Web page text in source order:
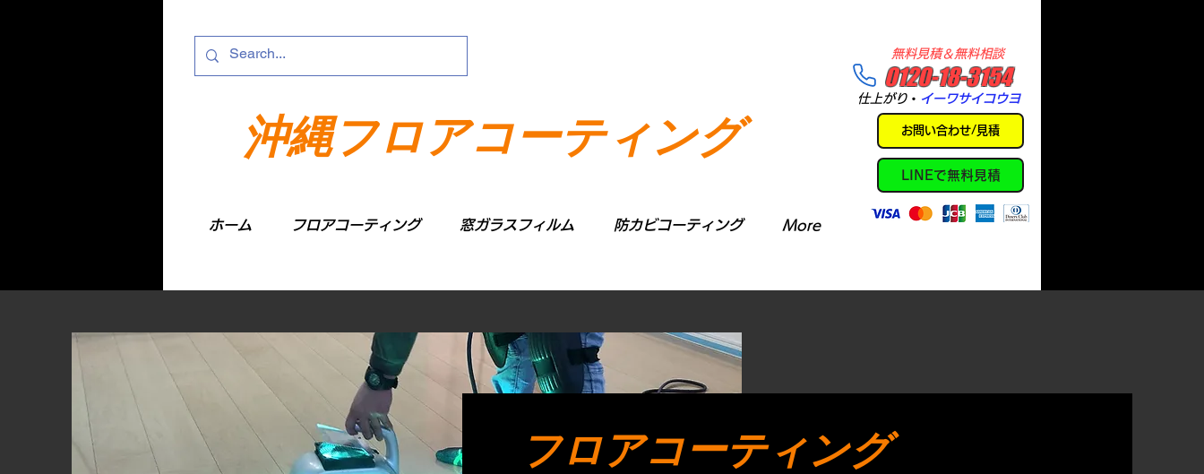
沖縄フロアコーティング
ホーム フロアコーティング 窓ガラスフィルム 防カビコーティング More
​0120-18-3154
​無料見積＆無料相談
​仕上がり ・ イーワサイコウヨ
お問い合わせ/見積
LINEで無料見積
​フロアコーティング